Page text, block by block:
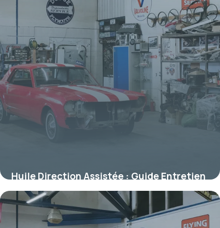
Huile Direction Assistée : Guide Entretien
11 juillet 2026